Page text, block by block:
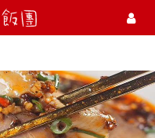
21
14